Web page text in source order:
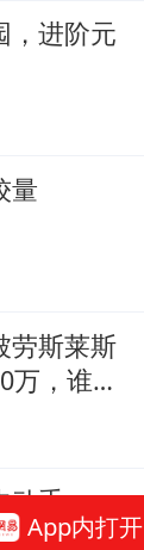
，进阶元
量
劳斯莱斯
万，谁知
动手
App内打开